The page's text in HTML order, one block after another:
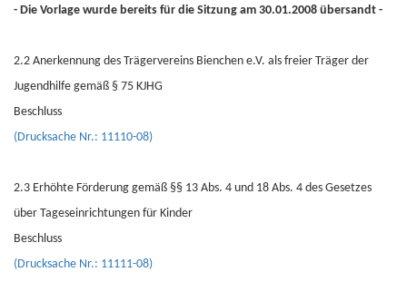
- Die Vorlage wurde bereits für die Sitzung am 30.01.2008 übersandt -
2.2 Anerkennung des Trägervereins Bienchen e.V. als freier Träger der
Jugendhilfe gemäß § 75 KJHG
Beschluss
(Drucksache Nr.: 11110-08)
2.3 Erhöhte Förderung gemäß §§ 13 Abs. 4 und 18 Abs. 4 des Gesetzes
über Tageseinrichtungen für Kinder
Beschluss
(Drucksache Nr.: 11111-08)